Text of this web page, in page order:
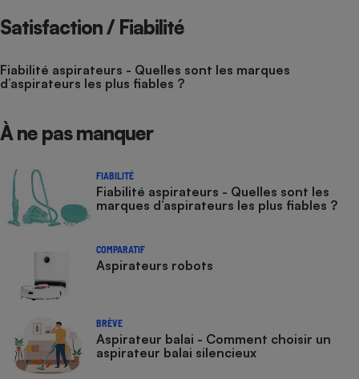
Satisfaction / Fiabilité
Fiabilité aspirateurs - Quelles sont les marques
d’aspirateurs les plus fiables ?
À ne pas manquer
FIABILITÉ
Fiabilité aspirateurs - Quelles sont les
marques d’aspirateurs les plus fiables ?
COMPARATIF
Aspirateurs robots
BRÈVE
Aspirateur balai - Comment choisir un
aspirateur balai silencieux